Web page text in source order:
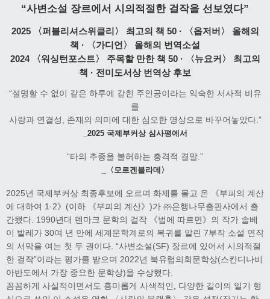
“사변소설 장르에서 시의적절한 걸작을 선보였다”
2025 〈퍼블리셔스위클리〉 최고의 책 50 · 〈옵저버〉 올해의
책 · 〈가디언〉 올해의 번역소설
2024 〈워싱턴포스트〉 주목할 만한 책 50 · 〈뉴요커〉 최고의
책 · 전미도서상 번역상 후보
“설명할 수 없이 같은 하루에 갇힌 주인공이라는 익숙한 서사적 비유
를
사랑과 연결성, 존재의 의미에 대한 심오한 명상으로 바꾸어놓았다.”
_2025 국제부커상 심사평에서
“타의 추종을 불허하는 충격적 결말.”
_〈모르겐블라데〉
2025년 국제부커상 최종후보에 오르며 화제를 몰고 온 《부피의 계산
에 대하여 1·2》(이하 《부피의 계산》)가 ㈜은행나무출판사에서 출
간됐다. 1990년대 덴마크 문학의 걸작 《법에 따르면》의 작가 솔베
이 발레가 30여 년 만에 세계문학계로의 복귀를 알린 7부작 소설 연작
의 서막을 여는 첫 두 권이다. “사변소설(SF) 장르에 있어서 시의적절
한 걸작”이라는 평가를 받으며 2022년 북유럽의회문학상(스칸디나비
아반도에서 가장 중요한 문학상)을 수상했다.
꼼꼼하게 사실적이면서도 흥미롭게 사색적인, 다양한 길이의 일기 형